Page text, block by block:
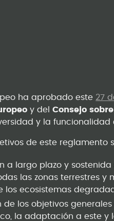
ha aprobado este 27
y delConsejo
y la funcionalidad
de este reglamento
a largo plazo y
las zonas terrestres y
los ecosistemas
de los objetivos
la adaptación a este y